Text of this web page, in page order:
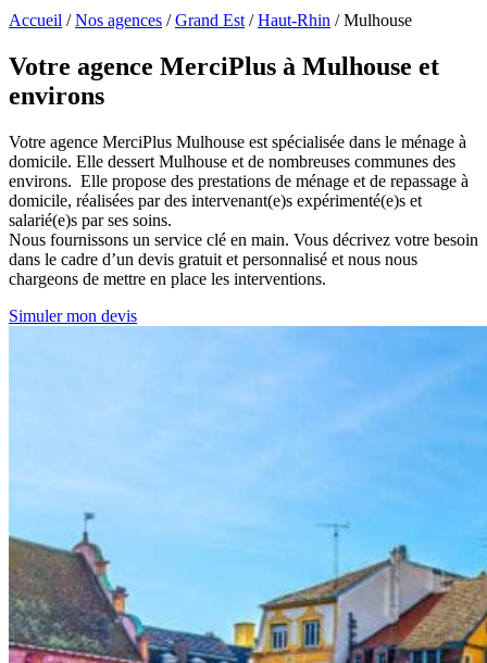
Accueil /Nos agences /Grand Est /Haut-Rhin /Mulhouse
Votre agence MerciPlus à Mulhouse et
environs
Votre agence MerciPlus Mulhouse est spécialisée dans le ménage à
domicile. Elle dessert Mulhouse et de nombreuses communes des
environs. Elle propose des prestations de ménage et de repassage à
domicile, réalisées par des intervenant(e)s expérimenté(e)s et
salarié(e)s par ses soins.
Nous fournissons un service clé en main. Vous décrivez votre besoin
dans le cadre d’un devis gratuit et personnalisé et nous nous
chargeons de mettre en place les interventions.
Simuler mon devis